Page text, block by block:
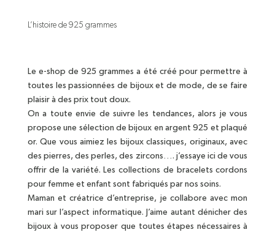
L’histoire de 925 grammes
Le e-shop de 925 grammes a été créé pour permettre à
toutes les passionnées de bijoux et de mode, de se faire
plaisir à des prix tout doux.
On a toute envie de suivre les tendances, alors je vous
propose une sélection de bijoux en argent 925 et plaqué
or. Que vous aimiez les bijoux classiques, originaux, avec
des pierres, des perles, des zircons…. j’essaye ici de vous
offrir de la variété. Les collections de bracelets cordons
pour femme et enfant sont fabriqués par nos soins.
Maman et créatrice d’entreprise, je collabore avec mon
mari sur l’aspect informatique. J’aime autant dénicher des
bijoux à vous proposer que toutes étapes nécessaires à